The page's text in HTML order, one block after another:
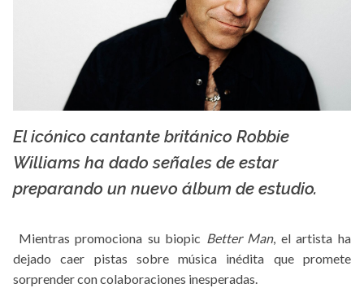
El icónico cantante británico Robbie
Williams ha dado señales de estar
preparando un nuevo álbum de estudio.
Mientras promociona su biopic Better Man, el artista ha
dejado caer pistas sobre música inédita que promete
sorprender con colaboraciones inesperadas.